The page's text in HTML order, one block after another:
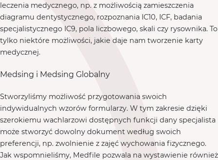
leczenia medycznego, np. z możliwością zamieszczenia
diagramu dentystycznego, rozpoznania IC10, ICF, badania
specjalistycznego IC9, pola liczbowego, skali czy rysownika. To
tylko niektóre możliwości, jakie daje nam tworzenie karty
medycznej.
Medsing i Medsing Globalny
Stworzyliśmy możliwość przygotowania swoich
indywidualnych wzorów formularzy. W tym zakresie dzięki
szerokiemu wachlarzowi dostępnych funkcji dany specjalista
może stworzyć dowolny dokument według swoich
preferencji, np. zwolnienie z zajęć wychowania fizycznego.
Jak wspomnieliśmy, Medfile pozwala na wystawienie również